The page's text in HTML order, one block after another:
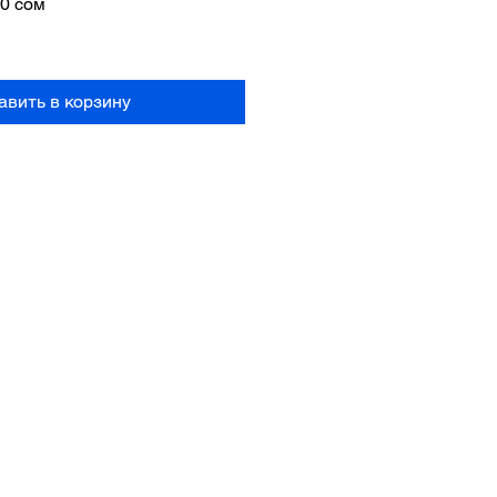
сом
в корзину